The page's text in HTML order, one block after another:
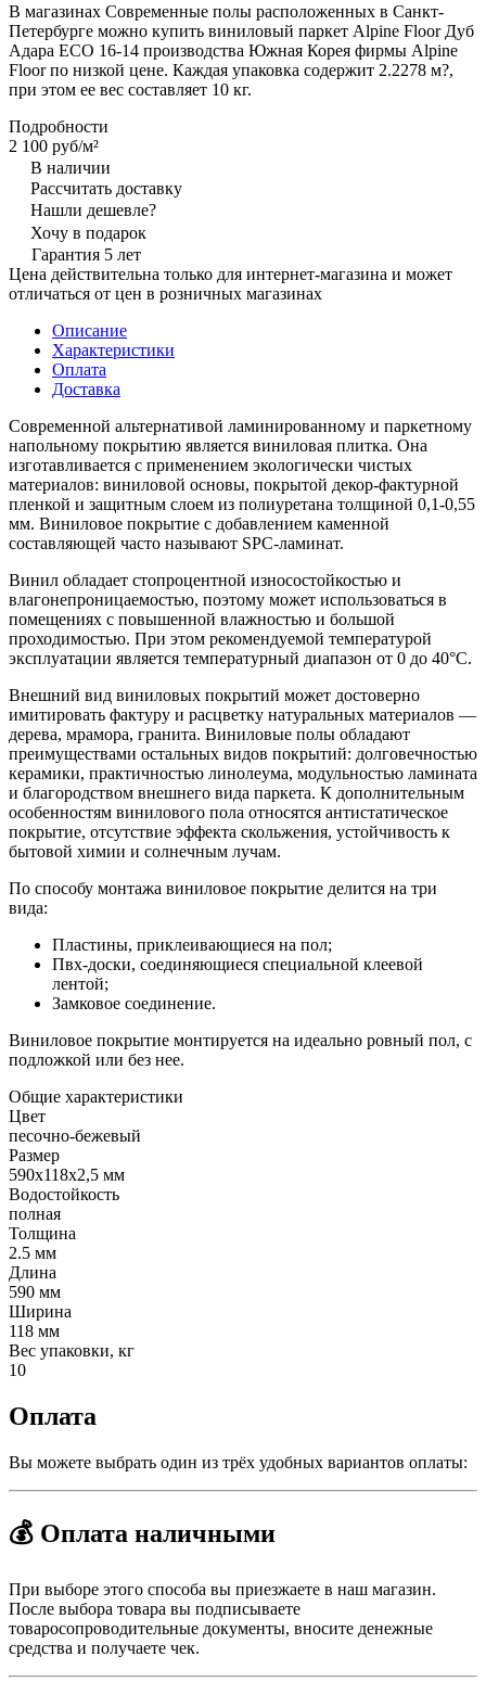
В магазинах Современные полы расположенных в Санкт-
Петербурге можно купить виниловый паркет Alpine Floor Дуб
Адара ECO 16-14 производства Южная Корея фирмы Alpine
Floor по низкой цене. Каждая упаковка содержит 2.2278 м?,
при этом ее вес составляет 10 кг.
Подробности
2 100 руб/м²
В наличии
Рассчитать доставку
Нашли дешевле?
Хочу в подарок
Гарантия 5 лет
Цена действительна только для интернет-магазина и может
отличаться от цен в розничных магазинах
Описание
Характеристики
Оплата
Доставка
Современной альтернативой ламинированному и паркетному
напольному покрытию является виниловая плитка. Она
изготавливается с применением экологически чистых
материалов: виниловой основы, покрытой декор-фактурной
пленкой и защитным слоем из полиуретана толщиной 0,1-0,55
мм. Виниловое покрытие с добавлением каменной
составляющей часто называют SPC-ламинат.
Винил обладает стопроцентной износостойкостью и
влагонепроницаемостью, поэтому может использоваться в
помещениях с повышенной влажностью и большой
проходимостью. При этом рекомендуемой температурой
эксплуатации является температурный диапазон от 0 до 40°С.
Внешний вид виниловых покрытий может достоверно
имитировать фактуру и расцветку натуральных материалов —
дерева, мрамора, гранита. Виниловые полы обладают
преимуществами остальных видов покрытий: долговечностью
керамики, практичностью линолеума, модульностью ламината
и благородством внешнего вида паркета. К дополнительным
особенностям винилового пола относятся антистатическое
покрытие, отсутствие эффекта скольжения, устойчивость к
бытовой химии и солнечным лучам.
По способу монтажа виниловое покрытие делится на три
вида:
Пластины, приклеивающиеся на пол;
Пвх-доски, соединяющиеся специальной клеевой
лентой;
Замковое соединение.
Виниловое покрытие монтируется на идеально ровный пол, с
подложкой или без нее.
Общие характеристики
Цвет
песочно-бежевый
Размер
590x118x2,5 мм
Водостойкость
полная
Толщина
2.5 мм
Длина
590 мм
Ширина
118 мм
Вес упаковки, кг
10
Оплата
Вы можете выбрать один из трёх удобных вариантов оплаты:
💰 Оплата наличными
При выборе этого способа вы приезжаете в наш магазин.
После выбора товара вы подписываете
товаросопроводительные документы, вносите денежные
средства и получаете чек.